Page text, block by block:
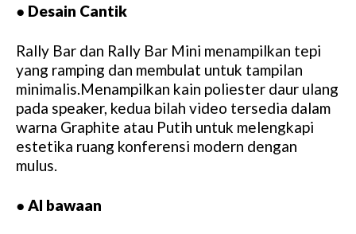
● Desain Cantik
Rally Bar dan Rally Bar Mini menampilkan tepi
yang ramping dan membulat untuk tampilan
minimalis.Menampilkan kain poliester daur ulang
pada speaker, kedua bilah video tersedia dalam
warna Graphite atau Putih untuk melengkapi
estetika ruang konferensi modern dengan
mulus.
● AI bawaan